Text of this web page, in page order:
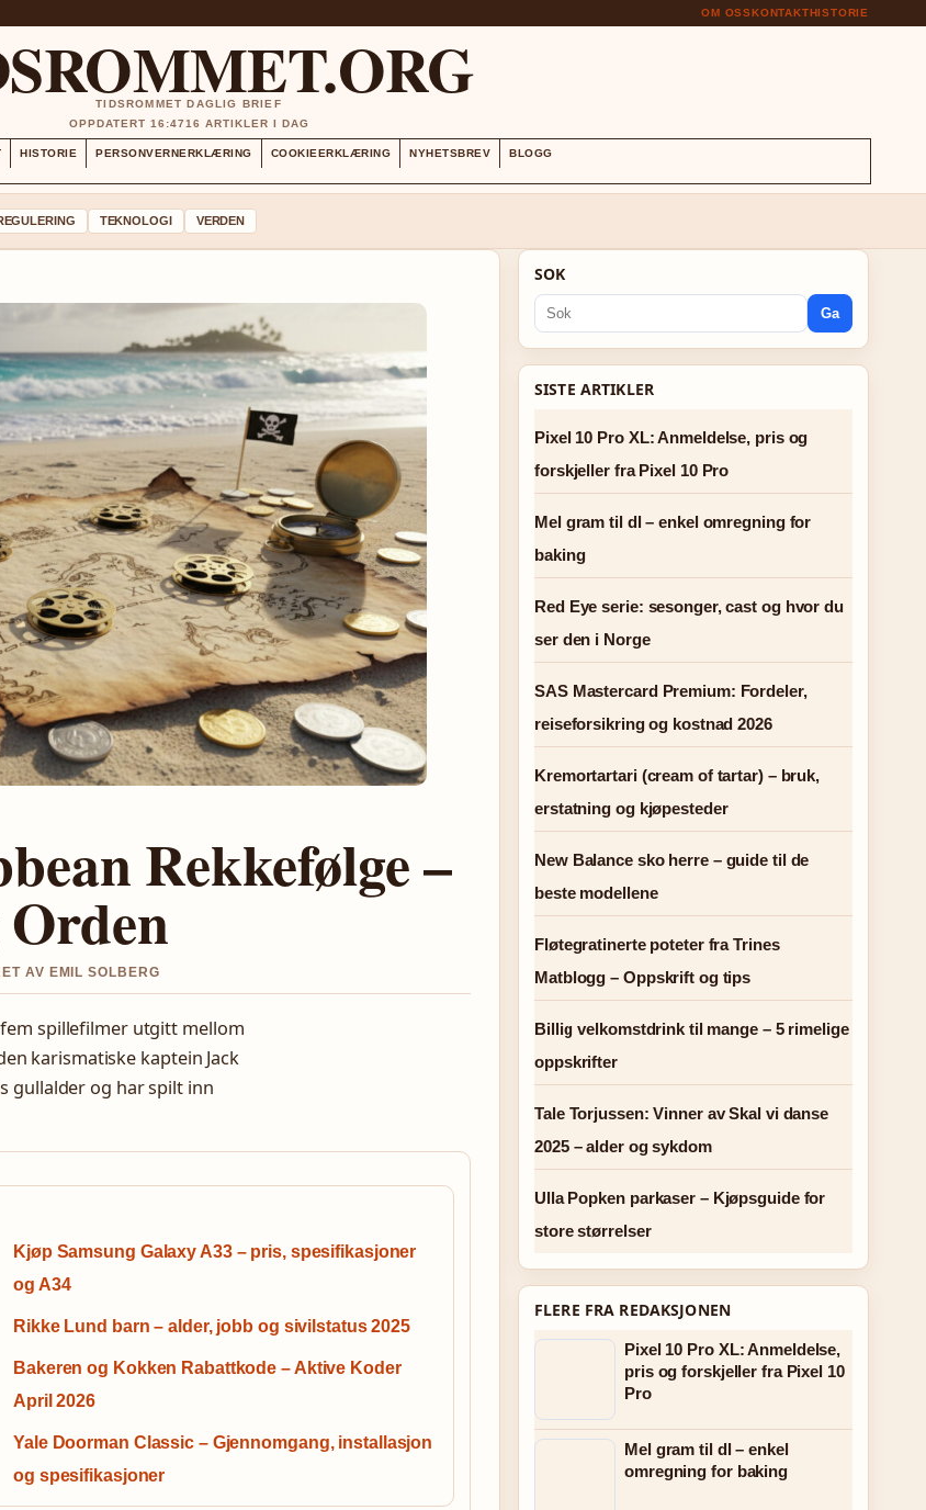
OM OSSKONTAKTHISTORIE
TIDSROMMET DAGLIG BRIEF
OPPDATERT 16:4716 ARTIKLER I DAG
HISTORIE PERSONVERNERKLÆRING COOKIEERKLÆRING NYHETSBREV BLOGG
TEKNOLOGI VERDEN
Rekkefølge –
AV EMIL SOLBERG
spillefilmer utgitt mellom
karismatiske kaptein Jack
gullalder og har spilt inn
Kjøp Samsung Galaxy A33 – pris, spesifikasjoner
og A34
Rikke Lund barn – alder, jobb og sivilstatus 2025
Bakeren og Kokken Rabattkode – Aktive Koder
April 2026
Yale Doorman Classic – Gjennomgang, installasjon
og spesifikasjoner
SOK
Ga
SISTE ARTIKLER
Pixel 10 Pro XL: Anmeldelse, pris og
forskjeller fra Pixel 10 Pro
Mel gram til dl – enkel omregning for
baking
Red Eye serie: sesonger, cast og hvor du
ser den i Norge
SAS Mastercard Premium: Fordeler,
reiseforsikring og kostnad 2026
Kremortartari (cream of tartar) – bruk,
erstatning og kjøpesteder
New Balance sko herre – guide til de
beste modellene
Fløtegratinerte poteter fra Trines
Matblogg – Oppskrift og tips
Billig velkomstdrink til mange – 5 rimelige
oppskrifter
Tale Torjussen: Vinner av Skal vi danse
2025 – alder og sykdom
Ulla Popken parkaser – Kjøpsguide for
store størrelser
FLERE FRA REDAKSJONEN
Pixel 10 Pro XL: Anmeldelse,
pris og forskjeller fra Pixel 10
Pro
Mel gram til dl – enkel
omregning for baking